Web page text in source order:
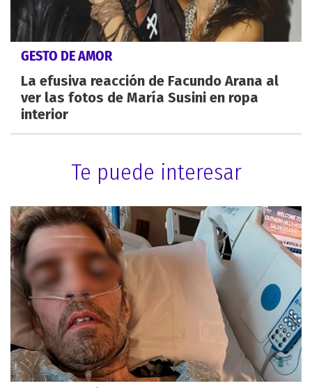
GESTO DE AMOR
La efusiva reacción de Facundo Arana al
ver las fotos de María Susini en ropa
interior
Te puede interesar